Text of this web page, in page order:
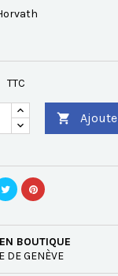
TTC

BOUTIQUE
DE GENÈVE